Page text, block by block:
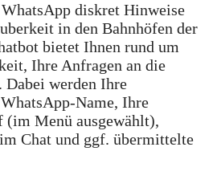
diskret Hinweise
in den Bahnhöfen der
bietet Ihnen rund um
Ihre Anfragen an die
werden Ihre
Name, Ihre
(im Menü ausgewählt),
Chat und ggf. übermittelte